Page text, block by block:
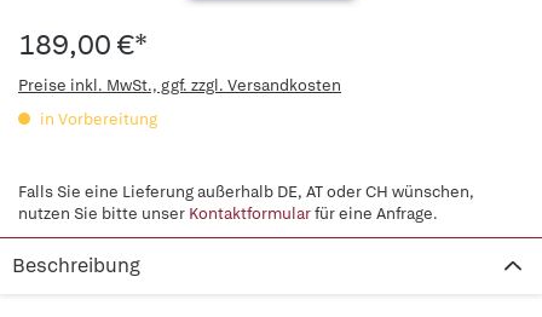
189,00 €*
Preise inkl. MwSt., ggf. zzgl. Versandkosten
in Vorbereitung
Falls Sie eine Lieferung außerhalb DE, AT oder CH wünschen,
nutzen Sie bitte unser Kontaktformularfür eine Anfrage.
Beschreibung